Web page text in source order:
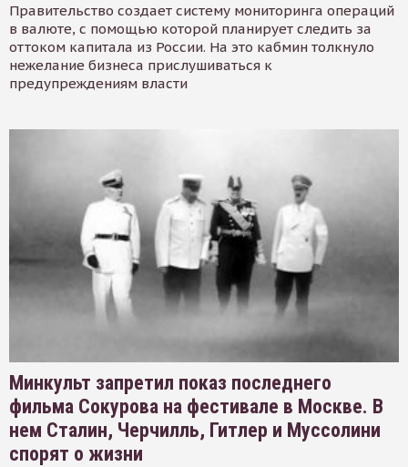
Правительство создает систему мониторинга операций
в валюте, с помощью которой планирует следить за
оттоком капитала из России. На это кабмин толкнуло
нежелание бизнеса прислушиваться к
предупреждениям власти
Минкульт запретил показ последнего
фильма Сокурова на фестивале в Москве. В
нем Сталин, Черчилль, Гитлер и Муссолини
спорят о жизни